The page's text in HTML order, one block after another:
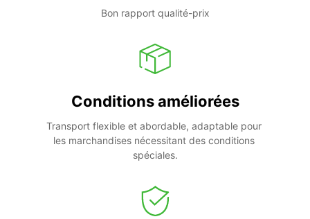
Bon rapport qualité-prix
Conditions améliorées
Transport flexible et abordable, adaptable pour
les marchandises nécessitant des conditions
spéciales.